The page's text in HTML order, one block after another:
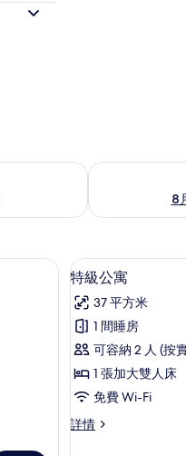
訂空房
8
查看下週末 8月
具、手提電腦工作空間、隔音、熨
載
入
所
有
特
級
寓
6
特級公寓
37 平方米
1 間睡房
可容納 2 人 (按
1 張加大雙人床
免費 Wi-Fi
詳情
特